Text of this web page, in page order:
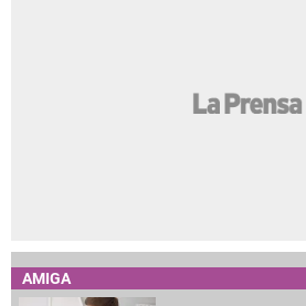
AMIGA